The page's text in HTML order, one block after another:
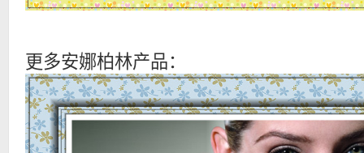
更多安娜柏林产品：